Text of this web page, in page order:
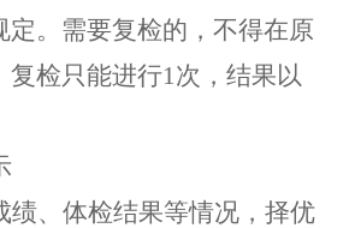
定。 需要复检的，不得在原
复检只能进行1次，结果以
绩、体检结果等情况，择优